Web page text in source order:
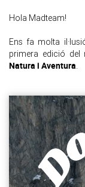
Hola Madteam!
Ens fa molta
primera edició del
Natura i Aventura.